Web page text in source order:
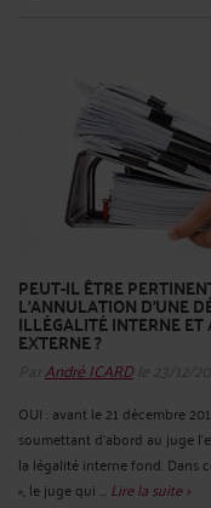
PEUT-IL ÊTRE
L’ANNULATION D’UNE
ILLÉGALITÉ INTERNE
EXTERNE ?
ParAndré ICARDle 23/12/
OUI : avant le 21 décembre
soumettant d’abord au juge
la légalité interne fond. Dans
», le juge qui ... Lire la suite >